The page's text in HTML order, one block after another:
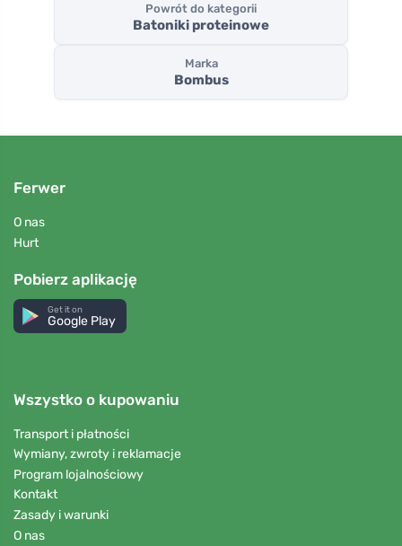
Powrót do kategorii
Batoniki proteinowe
Marka
Bombus
Ferwer
O nas
Hurt
Pobierz aplikację
Get it on
Google Play
Wszystko o kupowaniu
Transport i płatności
Wymiany, zwroty i reklamacje
Program lojalnościowy
Kontakt
Zasady i warunki
O nas